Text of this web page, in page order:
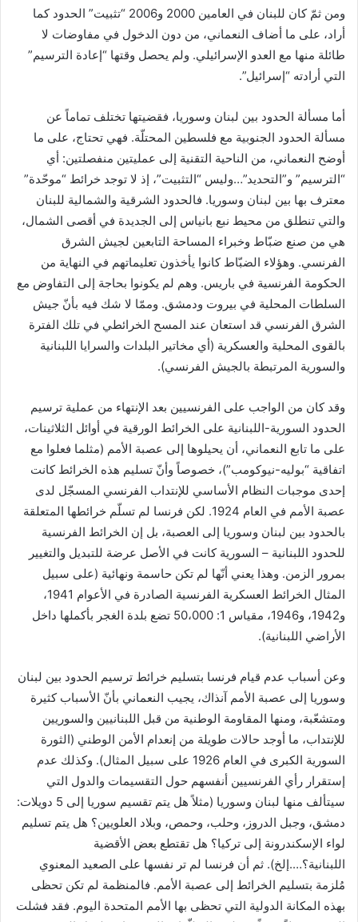
ومن ثمّ كان للبنان في العامين 2000 و2006 “تثبيت” الحدود كما
أراد، على ما أضاف النعماني، من دون الدخول في مفاوضات لا
طائلة منها مع العدو الإسرائيلي. ولم يحصل وقتها “إعادة الترسيم”
التي أرادته “إسرائيل”.
أما مسألة الحدود بين لبنان وسوريا، فقضيتها تختلف تماماً عن
مسألة الحدود الجنوبية مع فلسطين المحتلّة. فهي تحتاج، على ما
أوضح النعماني، من الناحية التقنية إلى عمليتين منفصلتين: أي
“الترسيم” و”التحديد”…وليس “التثبيت”، إذ لا توجد خرائط “موحّدة”
معترف بها بين لبنان وسوريا. فالحدود الشرقية والشمالية للبنان
والتي تنطلق من محيط نبع بانياس إلى الجديدة في أقصى الشمال،
هي من صنع ضبّاط وخبراء المساحة التابعين لجيش الشرق
الفرنسي. وهؤلاء الضبّاط كانوا يأخذون تعليماتهم في النهاية من
الحكومة الفرنسية في باريس. وهم لم يكونوا بحاجة إلى التفاوض مع
السلطات المحلية في بيروت ودمشق. وممّا لا شك فيه بأنّ جيش
الشرق الفرنسي قد استعان عند المسح الخرائطي في تلك الفترة
بالقوى المحلية والعسكرية (أي مخاتير البلدات والسرايا اللبنانية
والسورية المرتبطة بالجيش الفرنسي).
وقد كان من الواجب على الفرنسيين بعد الإنتهاء من عملية ترسيم
الحدود السورية-اللبنانية على الخرائط الورقية في أوائل الثلاثينات،
على ما تابع النعماني، أن يحيلوها إلى عصبة الأمم (مثلما فعلوا مع
اتفاقية “بوليه-نيوكومب”)، خصوصاً وأنّ تسليم هذه الخرائط كانت
إحدى موجبات النظام الأساسي للإنتداب الفرنسي المسجّل لدى
عصبة الأمم في العام 1924. لكن فرنسا لم تسلّم خرائطها المتعلقة
بالحدود بين لبنان وسوريا إلى العصبة، بل إن الخرائط الفرنسية
للحدود اللبنانية – السورية كانت في الأصل عرضة للتبديل والتغيير
بمرور الزمن. وهذا يعني أنّها لم تكن حاسمة ونهائية (على سبيل
المثال الخرائط العسكرية الفرنسية الصادرة في الأعوام 1941،
و1942، و1946، مقياس 1: 50،000 تضع بلدة الغجر بأكملها داخل
الأراضي اللبنانية).
وعن أسباب عدم قيام فرنسا بتسليم خرائط ترسيم الحدود بين لبنان
وسوريا إلى عصبة الأمم آنذاك، يجيب النعماني بأنّ الأسباب كثيرة
ومتشعّبة، ومنها المقاومة الوطنية من قبل اللبنانيين والسوريين
للإنتداب، ما أوجد حالات طويلة من إنعدام الأمن الوطني (الثورة
السورية الكبرى في العام 1926 على سبيل المثال). وكذلك عدم
إستقرار رأي الفرنسيين أنفسهم حول التقسيمات والدول التي
سيتألف منها لبنان وسوريا (مثلاً هل يتم تقسيم سوريا إلى 5 دويلات:
دمشق، وجبل الدروز، وحلب، وحمص، وبلاد العلويين؟ هل يتم تسليم
لواء الإسكندرونة إلى تركيا؟ هل تقتطع بعض الأقضية
اللبنانية؟….إلخ). ثم أن فرنسا لم تر نفسها على الصعيد المعنوي
مُلزمة بتسليم الخرائط إلى عصبة الأمم. فالمنظمة لم تكن تحظى
بهذه المكانة الدولية التي تحظى بها الأمم المتحدة اليوم. فقد فشلت